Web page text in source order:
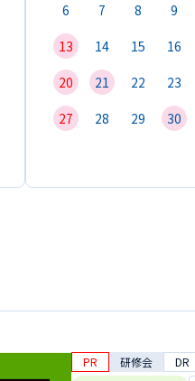
6
7 8 9
13
14 15 16
20
21 22 23
27
28 29 30
PR 研修会 DR